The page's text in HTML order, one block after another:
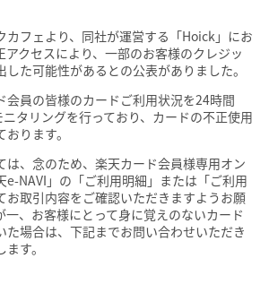
カフェより、同社が運営する「Hoick」にお
アクセスにより、一部のお客様のクレジッ
した可能性があるとの公表がありました。
会員の皆様のカードご利用状況を24時間
タリングを行っており、カードの不正使用
ります。
は、念のため、楽天カード会員様専用オン
e-NAVI」の「ご利用明細」または「ご利用
お取引内容をご確認いただきますようお願
一、お客様にとって身に覚えのないカード
た場合は、下記までお問い合わせいただき
す。